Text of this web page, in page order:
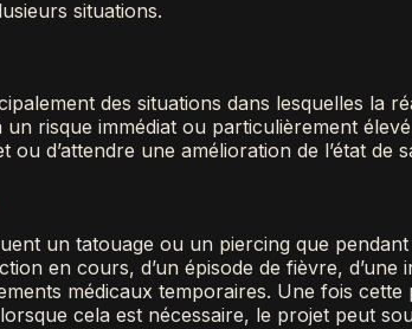
situations.
des situations dans lesquelles la
risque immédiat ou particulièrement
d’attendre une amélioration de l’état de
un tatouage ou un piercing que
en cours, d’un épisode de fièvre,
médicaux temporaires. Une fois cette
cela est nécessaire, le projet peut